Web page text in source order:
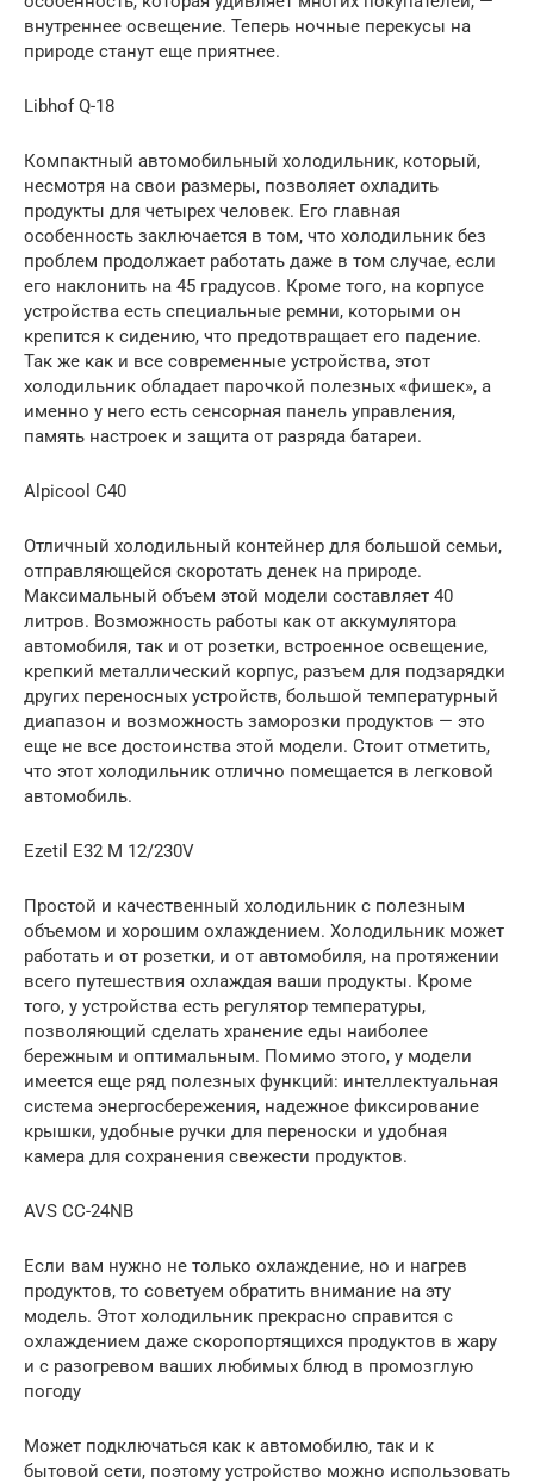
внутреннее освещение. Теперь ночные перекусы на
природе станут еще приятнее.
Libhof Q-18
Компактный автомобильный холодильник, который,
несмотря на свои размеры, позволяет охладить
продукты для четырех человек. Его главная
особенность заключается в том, что холодильник без
проблем продолжает работать даже в том случае, если
его наклонить на 45 градусов. Кроме того, на корпусе
устройства есть специальные ремни, которыми он
крепится к сидению, что предотвращает его падение.
Так же как и все современные устройства, этот
холодильник обладает парочкой полезных «фишек», а
именно у него есть сенсорная панель управления,
память настроек и защита от разряда батареи.
Alpicool C40
Отличный холодильный контейнер для большой семьи,
отправляющейся скоротать денек на природе.
Максимальный объем этой модели составляет 40
литров. Возможность работы как от аккумулятора
автомобиля, так и от розетки, встроенное освещение,
крепкий металлический корпус, разъем для подзарядки
других переносных устройств, большой температурный
диапазон и возможность заморозки продуктов — это
еще не все достоинства этой модели. Стоит отметить,
что этот холодильник отлично помещается в легковой
автомобиль.
Ezetil E32 M 12/230V
Простой и качественный холодильник с полезным
объемом и хорошим охлаждением. Холодильник может
работать и от розетки, и от автомобиля, на протяжении
всего путешествия охлаждая ваши продукты. Кроме
того, у устройства есть регулятор температуры,
позволяющий сделать хранение еды наиболее
бережным и оптимальным. Помимо этого, у модели
имеется еще ряд полезных функций: интеллектуальная
система энергосбережения, надежное фиксирование
крышки, удобные ручки для переноски и удобная
камера для сохранения свежести продуктов.
AVS CC-24NB
Если вам нужно не только охлаждение, но и нагрев
продуктов, то советуем обратить внимание на эту
модель. Этот холодильник прекрасно справится с
охлаждением даже скоропортящихся продуктов в жару
и с разогревом ваших любимых блюд в промозглую
погоду
Может подключаться как к автомобилю, так и к
бытовой сети, поэтому устройство можно использовать